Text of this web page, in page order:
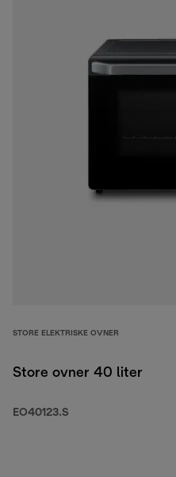
STORE ELEKTRISKE OVNER
Store ovner 40 liter
EO40123.S